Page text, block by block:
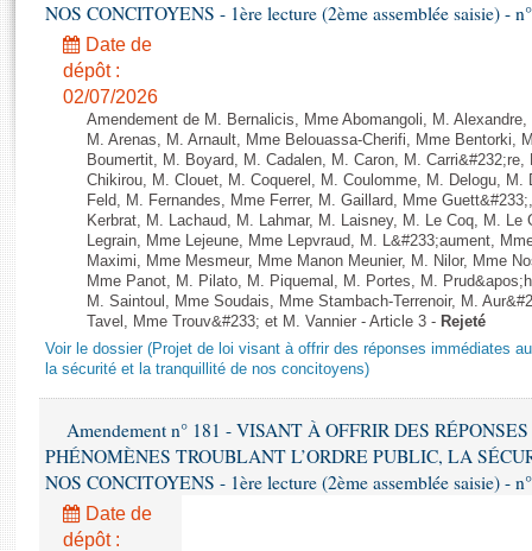
Textes adoptés
Rapports d'information
Rapports d'enquête
Rapports législatifs
Rapports sur l'application des lois
Baromètre de l’application des lois
Dossiers législatifs
Budget et sécurité sociale
Questions écrites et orales
Comptes rendus des débats
Juniors
Anciennes législatures
Liens vers les sites publics
NOS CONCITOYENS - 1ère lecture (2ème assemblée saisie) -
Date de
dépôt :
02/07/2026
Amendement de M. Bernalicis, Mme Abomangoli, M.
M. Arenas, M. Arnault, Mme Belouassa-Cherifi, Mme Bentorki,
Boumertit, M. Boyard, M. Cadalen, M. Caron, M.
Chikirou, M. Clouet, M. Coquerel, M. Coulomme, M. Delogu, M.
Feld, M. Fernandes, Mme Ferrer, M. Gaillard, Mme
Kerbrat, M. Lachaud, M. Lahmar, M. Laisney, M. Le Coq, M. Le
Legrain, Mme Lejeune, Mme Lepvraud, M. L&#233;aument,
Maximi, Mme Mesmeur, Mme Manon Meunier, M. Nilor, Mme
Mme Panot, M. Pilato, M. Piquemal, M. Portes, M.
M. Saintoul, Mme Soudais, Mme Stambach-Terrenoir, M.
Tavel, Mme Trouv&#233; et M. Vannier - Article 3 - Rejeté
Voir le dossier (Projet de loi visant à offrir des réponses immédiates
la sécurité et la tranquillité de nos concitoyens)
Amendement n° 181 - VISANT À OFFRIR DES
PHÉNOMÈNES TROUBLANT L’ORDRE PUBLIC, LA
NOS CONCITOYENS - 1ère lecture (2ème assemblée saisie) -
Date de
dépôt :